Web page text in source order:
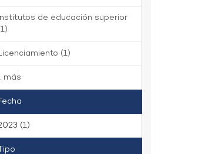
de educación superior
(1)
más
(1)